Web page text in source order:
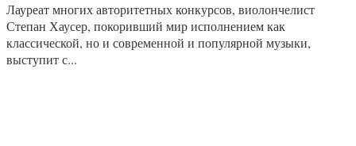
Лауреат многих авторитетных конкурсов, виолончелист
Степан Хаусер, покоривший мир исполнением как
классической, но и современной и популярной музыки,
выступит с...